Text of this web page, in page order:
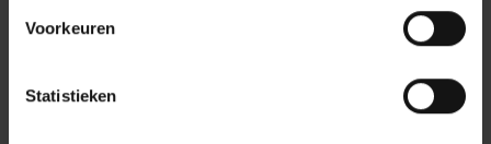
Voorkeuren
Statistieken
Wilt u meer weten?